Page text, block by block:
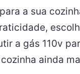
a sua
a gás 110v
ainda